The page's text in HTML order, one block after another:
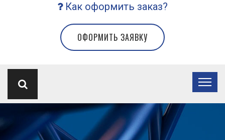
Как оформить заказ?
ОФОРМИТЬ ЗАЯВКУ